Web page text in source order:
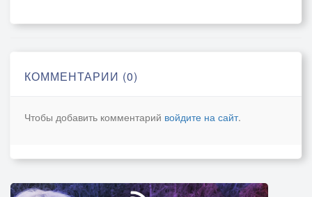
КОММЕНТАРИИ (0)
Чтобы добавить комментарий войдите на сайт.